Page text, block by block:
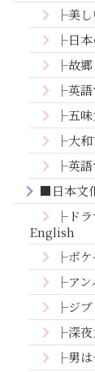
├美
├日
├故
├英
├五
├大和
├英語
■日本文
├ド
English
├ポ
├アン
├ジ
├深
├男